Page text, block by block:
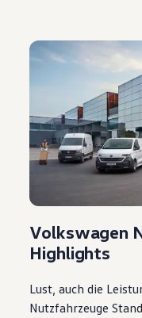
Volkswagen
Highlights
Lust, auch die
Nutzfahrzeuge